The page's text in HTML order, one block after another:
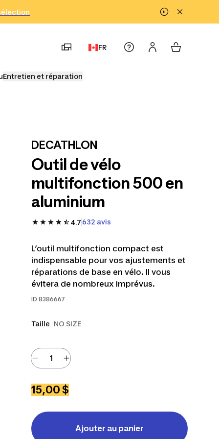
FR
Entretien et réparation
DECATHLON
Outil de vélo
multifonction 500 en
aluminium
4.7 632 avis
L’outil multifonction compact est
indispensable pour vos ajustements et
réparations de base en vélo. Il vous
évitera de nombreux imprévus.
ID 8386667
Taille NO SIZE
15,00 $
Ajouter au panier